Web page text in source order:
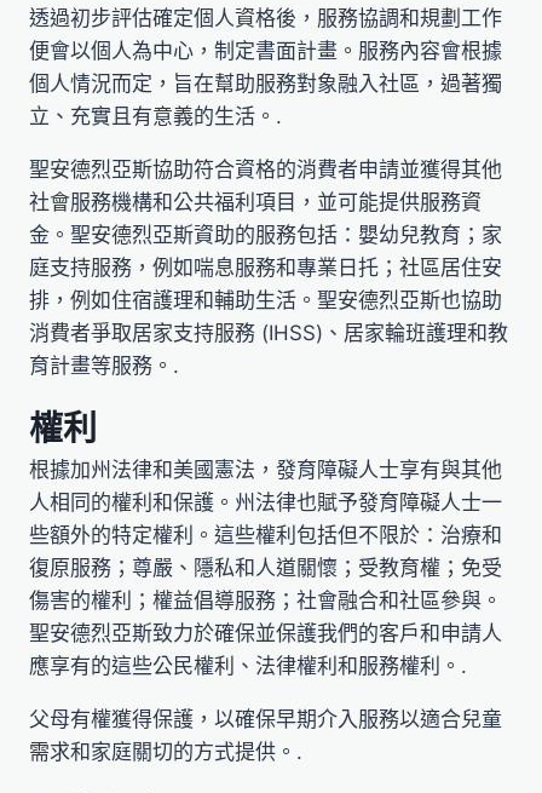
透過初步評估確定個人資格後，服務協調和規劃工作
便會以個人為中心，制定書面計畫。服務內容會根據
個人情況而定，旨在幫助服務對象融入社區，過著獨
立、充實且有意義的生活。.
聖安德烈亞斯協助符合資格的消費者申請並獲得其他
社會服務機構和公共福利項目，並可能提供服務資
金。聖安德烈亞斯資助的服務包括：嬰幼兒教育；家
庭支持服務，例如喘息服務和專業日托；社區居住安
排，例如住宿護理和輔助生活。聖安德烈亞斯也協助
消費者爭取居家支持服務 (IHSS)、居家輪班護理和教
育計畫等服務。.
權利
根據加州法律和美國憲法，發育障礙人士享有與其他
人相同的權利和保護。州法律也賦予發育障礙人士一
些額外的特定權利。這些權利包括但不限於：治療和
復原服務；尊嚴、隱私和人道關懷；受教育權；免受
傷害的權利；權益倡導服務；社會融合和社區參與。
聖安德烈亞斯致力於確保並保護我們的客戶和申請人
應享有的這些公民權利、法律權利和服務權利。.
父母有權獲得保護，以確保早期介入服務以適合兒童
需求和家庭關切的方式提供。.